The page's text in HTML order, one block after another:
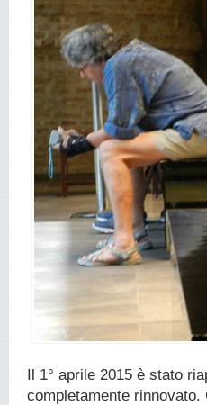
Il 1° aprile 2015 è stato
completamente